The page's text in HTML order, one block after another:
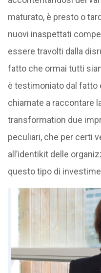
maturato, è presto o
nuovi inaspettati
essere travolti dalla
fatto che ormai tutti
è testimoniato dal fatto
chiamate a raccontare
transformation due
peculiari, che per certi
all’identikit delle
questo tipo di